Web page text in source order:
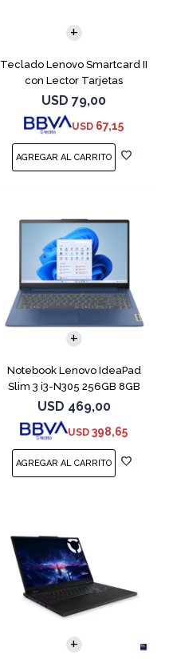
Teclado Lenovo Smartcard II
con Lector Tarjetas
Inteligente
USD 79,00
USD 67,15
Notebook Lenovo IdeaPad
Slim 3 i3-N305 256GB 8GB
15.6" Blue
USD 469,00
USD 398,65
COMPARAR